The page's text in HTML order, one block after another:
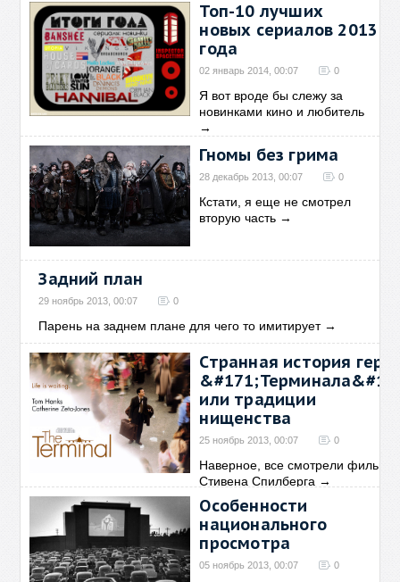
Топ-10 лучших
новых сериалов 2013
года
02 январь 2014, 00:07 0
Я вот вроде бы слежу за
новинками кино и любитель
→
Гномы без грима
28 декабрь 2013, 00:07 0
Кстати, я еще не смотрел
вторую часть →
Задний план
29 ноябрь 2013, 00:07 0
Парень на заднем плане для чего то имитирует→
Странная история
или традиции
нищенства
25 ноябрь 2013, 00:07 0
Наверное, все смотрели фильм
Стивена Спилберга →
Особенности
национального
просмотра
05 ноябрь 2013, 00:07 0